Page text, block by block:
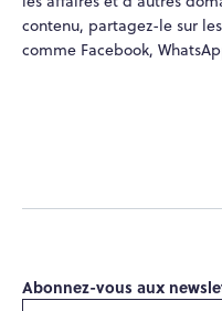
contenu, partagez-le sur
comme Facebook,
Abonnez-vous aux